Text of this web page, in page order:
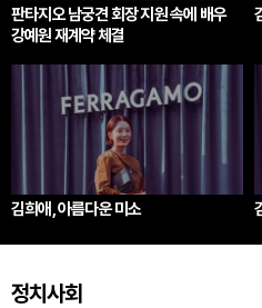
판타지오 남궁견 회장 지원 속에 배우
강예원 재계약 체결
김희애, 아름다운 미소
정치사회